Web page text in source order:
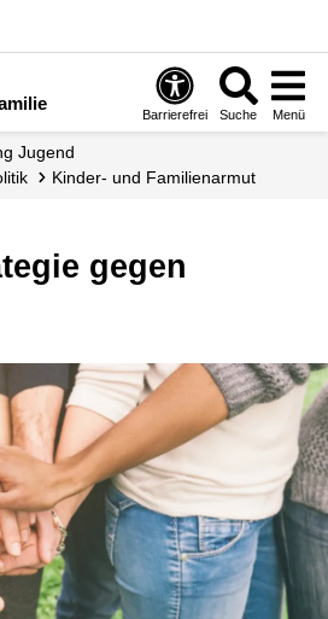
Barrierefrei Suche Menü
Jugend
Kinder- und Familienarmut